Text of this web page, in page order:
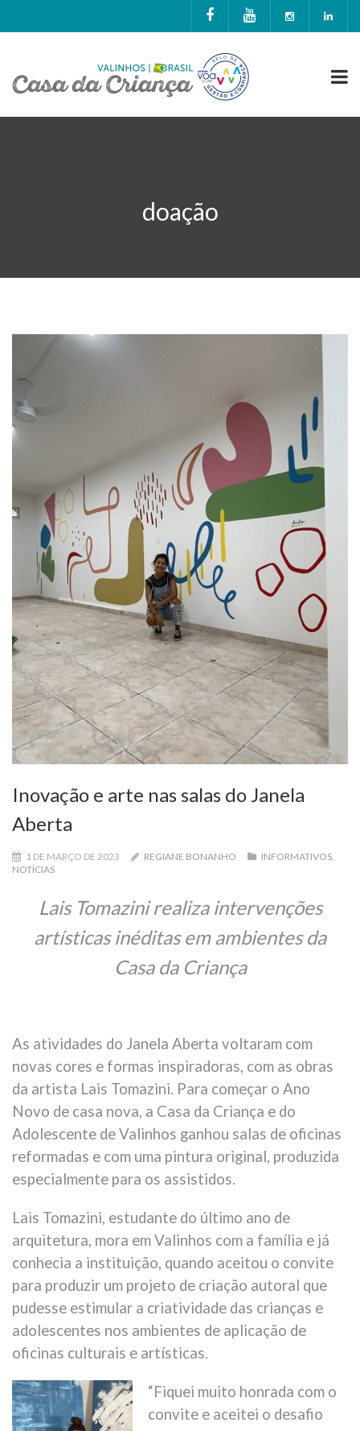
doação
Inovação e arte nas salas do Janela
Aberta
1 DE MARÇO DE 2023 REGIANE BONANHO INFORMATIVOS,
NOTÍCIAS
Lais Tomazini realiza intervenções
artísticas inéditas em ambientes da
Casa da Criança
As atividades do Janela Aberta voltaram com
novas cores e formas inspiradoras, com as obras
da artista Lais Tomazini. Para começar o Ano
Novo de casa nova, a Casa da Criança e do
Adolescente de Valinhos ganhou salas de oficinas
reformadas e com uma pintura original, produzida
especialmente para os assistidos.
Lais Tomazini, estudante do último ano de
arquitetura, mora em Valinhos com a família e já
conhecia a instituição, quando aceitou o convite
para produzir um projeto de criação autoral que
pudesse estimular a criatividade das crianças e
adolescentes nos ambientes de aplicação de
oficinas culturais e artísticas.
“Fiquei muito honrada com o
convite e aceitei o desafio